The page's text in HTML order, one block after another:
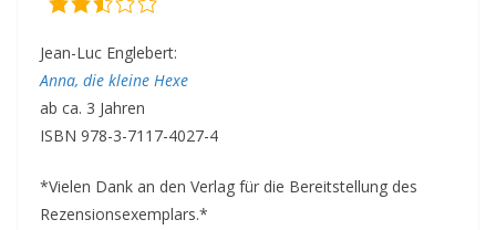
Jean-Luc Englebert:
Anna, die kleine Hexe
ab ca. 3 Jahren
ISBN 978-3-7117-4027-4
*Vielen Dank an den Verlag für die Bereitstellung des
Rezensionsexemplars.*